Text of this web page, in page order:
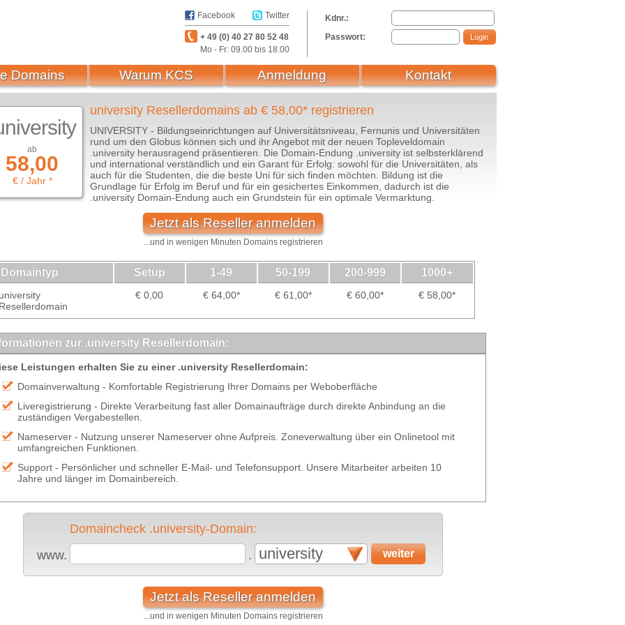
Facebook Twitter
+ 49 (0) 40 27 80 52 48
Mo - Fr: 09.00 bis 18.00
Kdnr.:
Passwort:
ab
58,00
€ / Jahr *
university Resellerdomains ab € 58,00* registrieren
UNIVERSITY - Bildungseinrichtungen auf Universitätsniveau, Fernunis und Universitäten
rund um den Globus können sich und ihr Angebot mit der neuen Topleveldomain
.university herausragend präsentieren. Die Domain-Endung .university ist selbsterklärend
und international verständlich und ein Garant für Erfolg: sowohl für die Universitäten, als
auch für die Studenten, die die beste Uni für sich finden möchten. Bildung ist die
Grundlage für Erfolg im Beruf und für ein gesichertes Einkommen, dadurch ist die
.university Domain-Endung auch ein Grundstein für ein optimale Vermarktung.
Jetzt als Reseller anmelden
...und in wenigen Minuten Domains registrieren
Domaintyp Setup 1-49 50-199 200-999 1000+
€ 0,00 € 64,00* € 61,00* € 60,00* € 58,00*
zur .university Resellerdomain:
Leistungen erhalten Sie zu einer .university Resellerdomain:
Domainverwaltung - Komfortable Registrierung Ihrer Domains per Weboberfläche
Liveregistrierung - Direkte Verarbeitung fast aller Domainaufträge durch direkte Anbindung an die
zuständigen Vergabestellen.
Nameserver - Nutzung unserer Nameserver ohne Aufpreis. Zoneverwaltung über ein Onlinetool mit
umfangreichen Funktionen.
Support - Persönlicher und schneller E-Mail- und Telefonsupport. Unsere Mitarbeiter arbeiten 10
Jahre und länger im Domainbereich.
Domaincheck .university-Domain:
www.
. university
Jetzt als Reseller anmelden
...und in wenigen Minuten Domains registrieren
Domains Warum KCS Anmeldung Kontakt